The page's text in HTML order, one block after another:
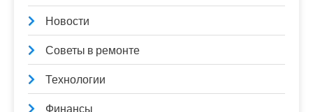
Новости
Советы в ремонте
Технологии
Финансы